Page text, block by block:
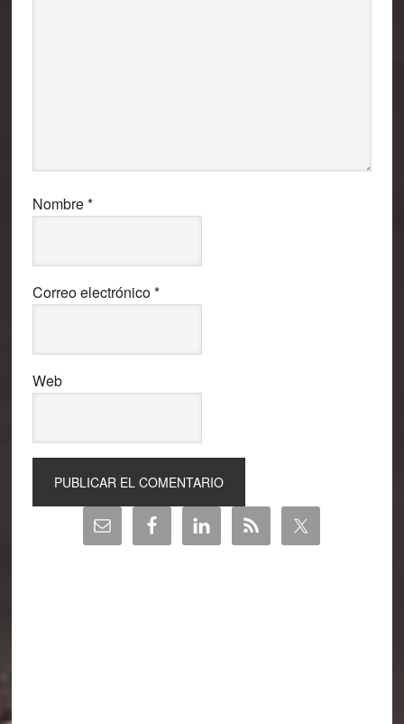
Nombre*
Correo electrónico*
Web
Barra
lateral